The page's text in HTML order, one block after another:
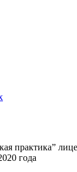
практика”
года